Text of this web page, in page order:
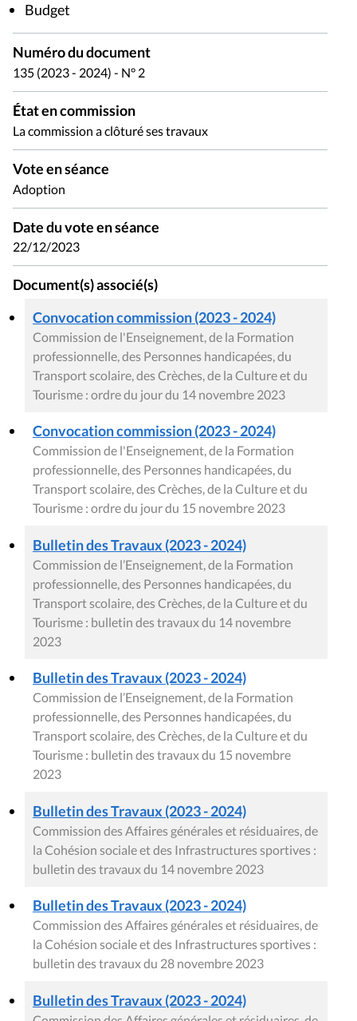
Budget
Numéro du document
135 (2023 - 2024) - N° 2
État en commission
La commission a clôturé ses travaux
Vote en séance
Adoption
Date du vote en séance
22/12/2023
Document(s) associé(s)
Convocation commission (2023 - 2024)
Commission de l'Enseignement, de la Formation
professionnelle, des Personnes handicapées, du
Transport scolaire, des Crèches, de la Culture et du
Tourisme : ordre du jour du 14 novembre 2023
Convocation commission (2023 - 2024)
Commission de l'Enseignement, de la Formation
professionnelle, des Personnes handicapées, du
Transport scolaire, des Crèches, de la Culture et du
Tourisme : ordre du jour du 15 novembre 2023
Bulletin des Travaux (2023 - 2024)
Commission de l’Enseignement, de la Formation
professionnelle, des Personnes handicapées, du
Transport scolaire, des Crèches, de la Culture et du
Tourisme : bulletin des travaux du 14 novembre
2023
Bulletin des Travaux (2023 - 2024)
Commission de l’Enseignement, de la Formation
professionnelle, des Personnes handicapées, du
Transport scolaire, des Crèches, de la Culture et du
Tourisme : bulletin des travaux du 15 novembre
2023
Bulletin des Travaux (2023 - 2024)
Commission des Affaires générales et résiduaires, de
la Cohésion sociale et des Infrastructures sportives :
bulletin des travaux du 14 novembre 2023
Bulletin des Travaux (2023 - 2024)
Commission des Affaires générales et résiduaires, de
la Cohésion sociale et des Infrastructures sportives :
bulletin des travaux du 28 novembre 2023
Bulletin des Travaux (2023 - 2024)